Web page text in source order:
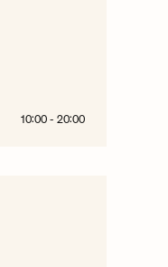
10:00 - 20:00